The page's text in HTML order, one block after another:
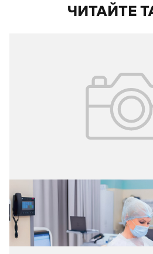
ЧИТАЙТЕ
02.08.2026
Цифровые витрины